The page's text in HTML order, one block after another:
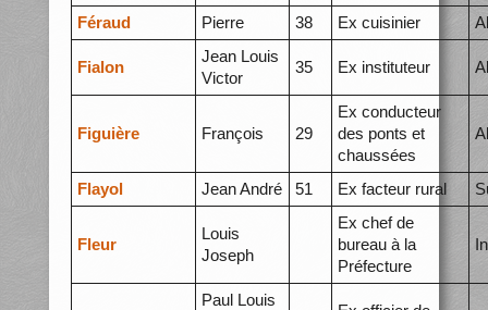
Féraud
Pierre 38 Ex cuisinier
Fialon
Jean Louis
Victor
35 Ex instituteur
Figuière François 29
Ex conducteur
des ponts et
chaussées
Flayol Jean André 51 Ex facteur rural
Fleur
Louis
Joseph
Ex chef de
bureau à la
Préfecture
Paul Louis